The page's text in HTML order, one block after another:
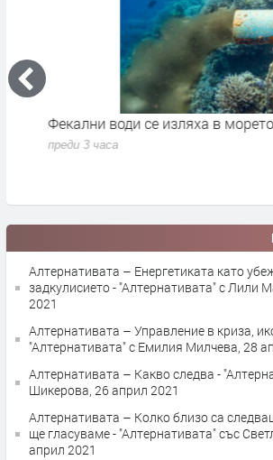
Фекални води се изляха в морето в
преди 3 часа
Алтернативата – Енергетиката като
задкулисието - "Алтернативата" с Лили
2021
Алтернативата – Управление в криза,
"Алтернативата" с Емилия Милчева, 28
Алтернативата – Какво следва -
Шикерова, 26 април 2021
Алтернативата – Колко близо са
ще гласуваме - "Алтернативата" със
април 2021